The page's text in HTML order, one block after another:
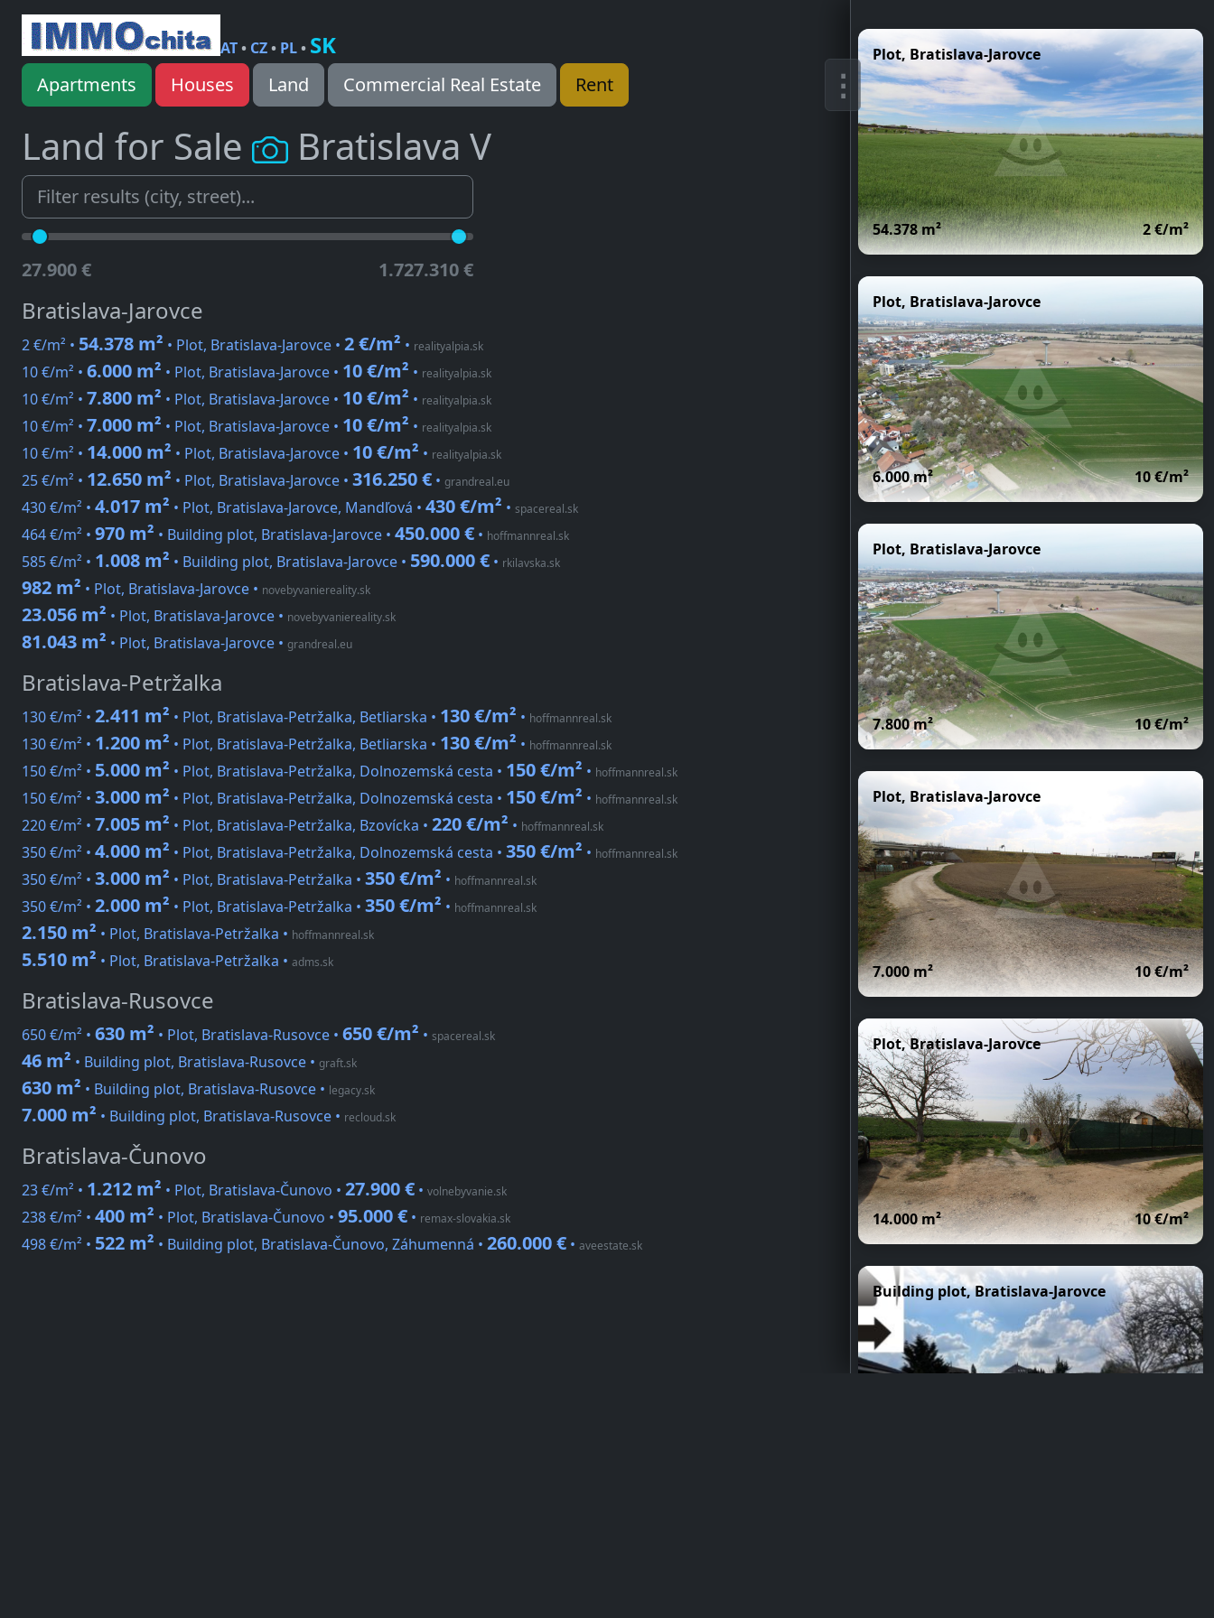
AT• CZ• PL• SK
Apartments Houses Land Commercial Real Estate Rent
Land for Sale Bratislava V
27.900 € 1.727.310 €
Bratislava-Jarovce
2 €/m² • 54.378 m² • Plot, Bratislava-Jarovce • 2 €/m² • realityalpia.sk
10 €/m² • 6.000 m² • Plot, Bratislava-Jarovce • 10 €/m² • realityalpia.sk
10 €/m² • 7.800 m² • Plot, Bratislava-Jarovce • 10 €/m² • realityalpia.sk
10 €/m² • 7.000 m² • Plot, Bratislava-Jarovce • 10 €/m² • realityalpia.sk
10 €/m² • 14.000 m² • Plot, Bratislava-Jarovce • 10 €/m² • realityalpia.sk
25 €/m² • 12.650 m² • Plot, Bratislava-Jarovce • 316.250 € • grandreal.eu
430 €/m² • 4.017 m² • Plot, Bratislava-Jarovce, Mandľová • 430 €/m² • spacereal.sk
464 €/m² • 970 m² • Building plot, Bratislava-Jarovce • 450.000 € • hoffmannreal.sk
585 €/m² • 1.008 m² • Building plot, Bratislava-Jarovce • 590.000 € • rkilavska.sk
982 m² • Plot, Bratislava-Jarovce • novebyvaniereality.sk
23.056 m² • Plot, Bratislava-Jarovce • novebyvaniereality.sk
81.043 m² • Plot, Bratislava-Jarovce • grandreal.eu
Bratislava-Petržalka
130 €/m² • 2.411 m² • Plot, Bratislava-Petržalka, Betliarska • 130 €/m² • hoffmannreal.sk
130 €/m² • 1.200 m² • Plot, Bratislava-Petržalka, Betliarska • 130 €/m² • hoffmannreal.sk
150 €/m² • 5.000 m² • Plot, Bratislava-Petržalka, Dolnozemská cesta • 150 €/m² • hoffmannreal.sk
150 €/m² • 3.000 m² • Plot, Bratislava-Petržalka, Dolnozemská cesta • 150 €/m² • hoffmannreal.sk
220 €/m² • 7.005 m² • Plot, Bratislava-Petržalka, Bzovícka • 220 €/m² • hoffmannreal.sk
350 €/m² • 4.000 m² • Plot, Bratislava-Petržalka, Dolnozemská cesta • 350 €/m² • hoffmannreal.sk
350 €/m² • 3.000 m² • Plot, Bratislava-Petržalka • 350 €/m² • hoffmannreal.sk
350 €/m² • 2.000 m² • Plot, Bratislava-Petržalka • 350 €/m² • hoffmannreal.sk
2.150 m² • Plot, Bratislava-Petržalka • hoffmannreal.sk
5.510 m² • Plot, Bratislava-Petržalka • adms.sk
Bratislava-Rusovce
650 €/m² • 630 m² • Plot, Bratislava-Rusovce • 650 €/m² • spacereal.sk
46 m² • Building plot, Bratislava-Rusovce • graft.sk
630 m² • Building plot, Bratislava-Rusovce • legacy.sk
7.000 m² • Building plot, Bratislava-Rusovce • recloud.sk
Bratislava-Čunovo
23 €/m² • 1.212 m² • Plot, Bratislava-Čunovo • 27.900 € • volnebyvanie.sk
238 €/m² • 400 m² • Plot, Bratislava-Čunovo • 95.000 € • remax-slovakia.sk
498 €/m² • 522 m² • Building plot, Bratislava-Čunovo, Záhumenná • 260.000 € • aveestate.sk